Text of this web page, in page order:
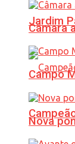
Jardim
Câmara
Campo
Nova